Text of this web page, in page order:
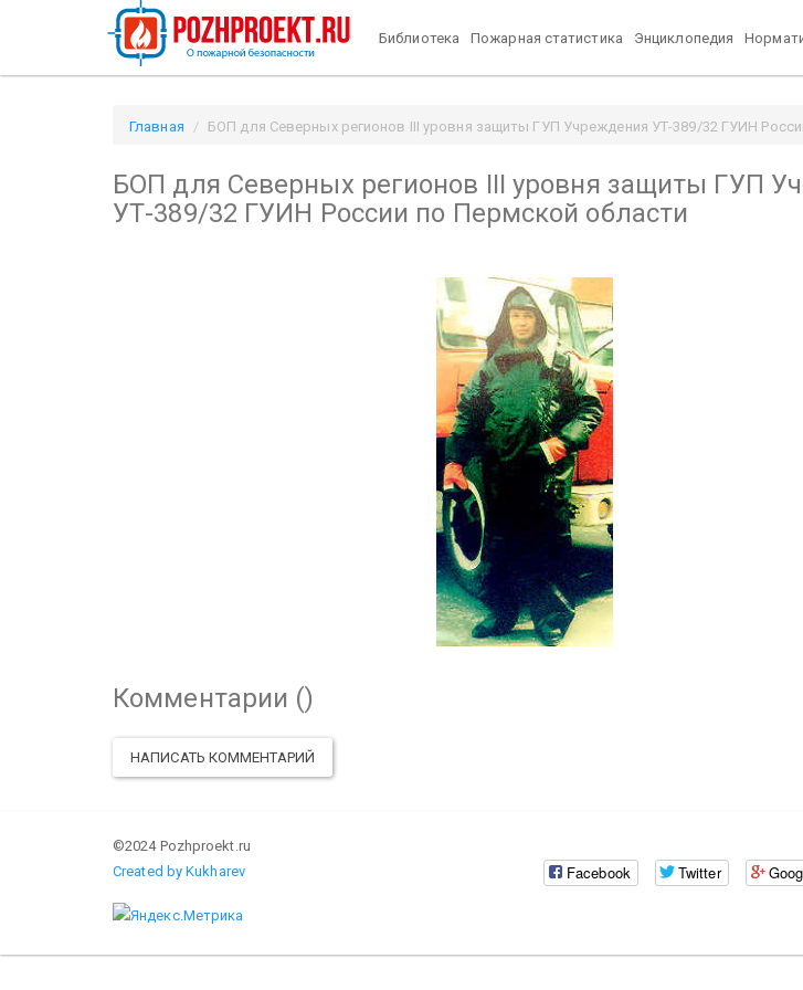
Библиотека Пожарная статистика Энциклопедия
Главная БОП для Северных регионов III уровня защиты ГУП Учреждения УТ-389/32 ГУИН
БОП для Северных регионов III уровня защиты ГУП
УТ-389/32 ГУИН России по Пермской области
Комментарии ()
НАПИСАТЬ КОММЕНТАРИЙ
©2024 Pozhproekt.ru
Created by Kukharev
Facebook Twitter